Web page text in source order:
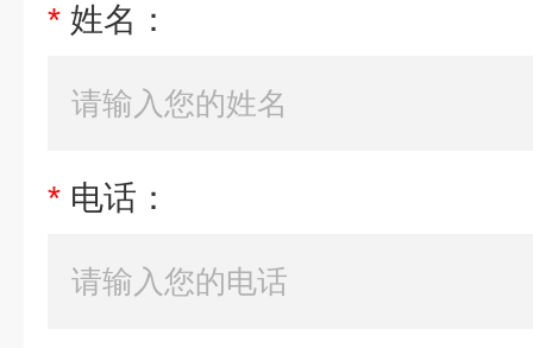
* 姓名：
* 电话：